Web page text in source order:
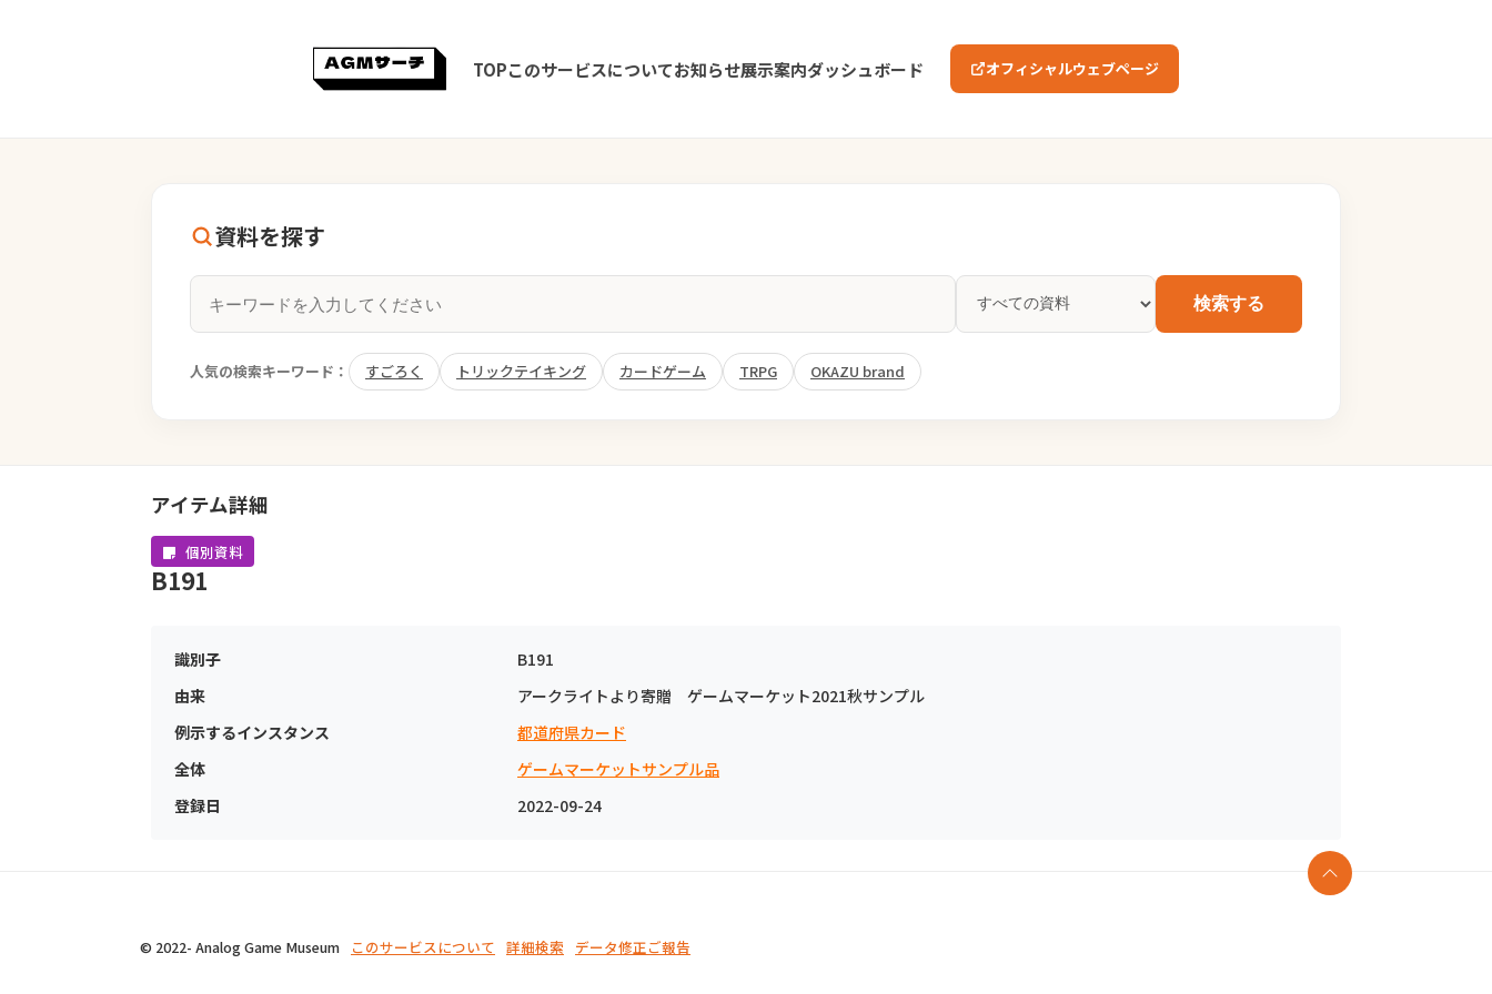
TOPこのサービスについてお知らせ展示案内ダッシュボード オフィシャルウェブページ
資料を探す
検索する
人気の検索キーワード： すごろく トリックテイキング カードゲーム TRPG OKAZU brand
アイテム詳細
個別資料
B191
識別子
B191
由来
アークライトより寄贈 ゲームマーケット2021秋サンプル
例示するインスタンス
都道府県カード
全体
ゲームマーケットサンプル品
登録日
2022-09-24
© 2022- Analog Game Museum このサービスについて 詳細検索 データ修正ご報告